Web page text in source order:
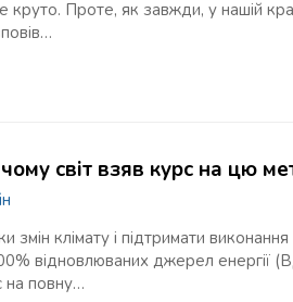
круто. Проте, як завжди, у нашій
світ взяв курс на цю
клімату і підтримати
відновлюваних джерел енергії
на повну…